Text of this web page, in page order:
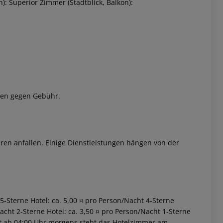
Superior Zimmer (Stadtblick, Balkon):
gegen Gebühr.
anfallen. Einige Dienstleistungen hängen von der
Hotel: ca. 5,00 ¤ pro Person/Nacht 4-Sterne
2-Sterne Hotel: ca. 3,50 ¤ pro Person/Nacht 1-Sterne